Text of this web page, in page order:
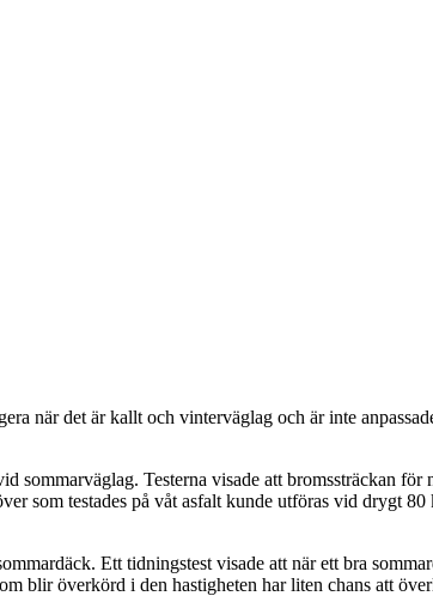
när det är kallt och vinterväglag och är inte
Testerna visade att bromssträckan
som testades på våt asfalt kunde utföras vid drygt 80
Ett tidningstest visade att när ett bra
blir överkörd i den hastigheten har liten chans att